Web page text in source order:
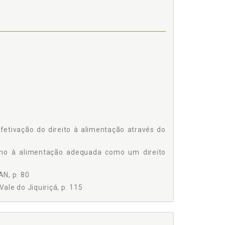
p. 77
84
DO DIREITO HUMANO FUNDAMENTAL À
do direito à alimentação através do
à alimentação adequada como um direito
p. 80
do Jiquiriçá, p. 115
do mínimo existencial, p. 95